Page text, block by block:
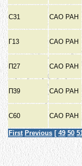
С31 САО РАН
Г13 САО РАН
П27 САО РАН
П39 САО РАН
С60 САО РАН
First Previous [ 49 50